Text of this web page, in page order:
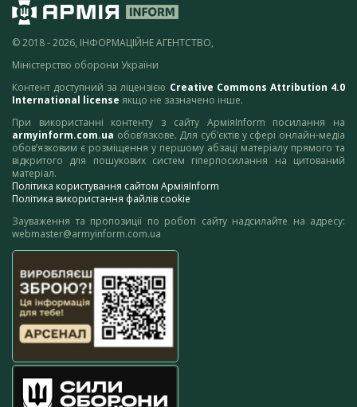
© 2018 - 2026, ІНФОРМАЦІЙНЕ АГЕНТСТВО,
Міністерство оборони України
Контент доступний за ліцензією Creative Commons Attribution 4.0
International license якщо не зазначено інше.
При використанні контенту з сайту АрміяInform посилання на
armyinform.com.ua обов’язкове. Для суб’єктів у сфері онлайн-медіа
обов’язковим є розміщення у першому абзаці матеріалу прямого та
відкритого для пошукових систем гіперпосилання на цитований
матеріал.
Політика користування сайтом АрміяInform
Політика використання файлів cookie
Зауваження та пропозиції по роботі сайту надсилайте на адресу:
webmaster@armyinform.com.ua